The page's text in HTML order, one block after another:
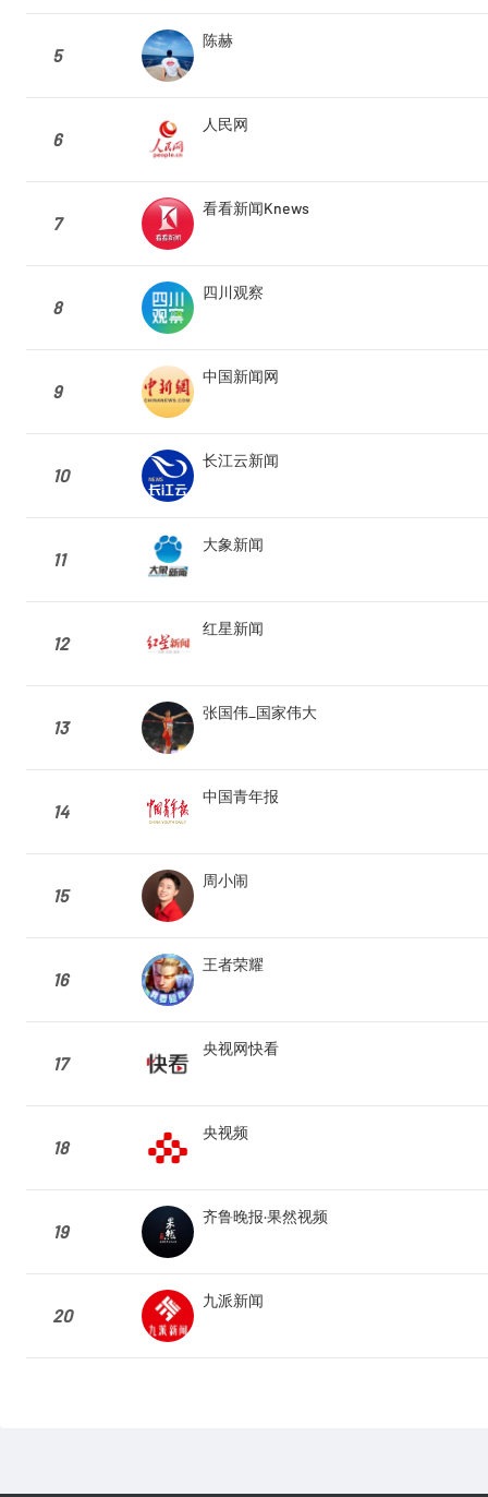
5
陈赫
6
人民网
7
看看新闻Knews
8
四川观察
9
中国新闻网
10
长江云新闻
11
大象新闻
12
红星新闻
13
张国伟_国家伟大
14
中国青年报
15
周小闹
16
王者荣耀
17
央视网快看
18
央视频
19
齐鲁晚报·果然视频
20
九派新闻